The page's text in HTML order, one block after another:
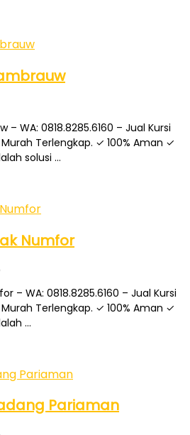
WA: 0818.8285.6160 – Jual Kursi
Terlengkap. ✓ 100% Aman ✓
solusi …
Numfor
– WA: 0818.8285.6160 – Jual Kursi
Terlengkap. ✓ 100% Aman ✓
…
Pariaman